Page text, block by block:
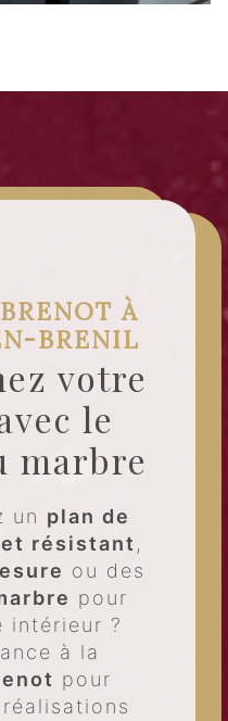
À
BRENIL
votre
le
marbre
un plan de
résistant,
ou des
pour
intérieur ?
à la
pour